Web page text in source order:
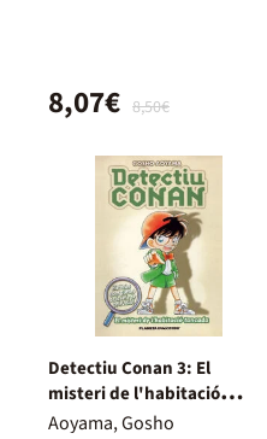
8,50€
8,07€
Detectiu Conan 3: El
misteri de l'habitació
tancada
Aoyama, Gosho